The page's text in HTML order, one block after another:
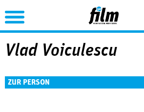
Jump to Navigation
Vlad Voiculescu
ZUR PERSON